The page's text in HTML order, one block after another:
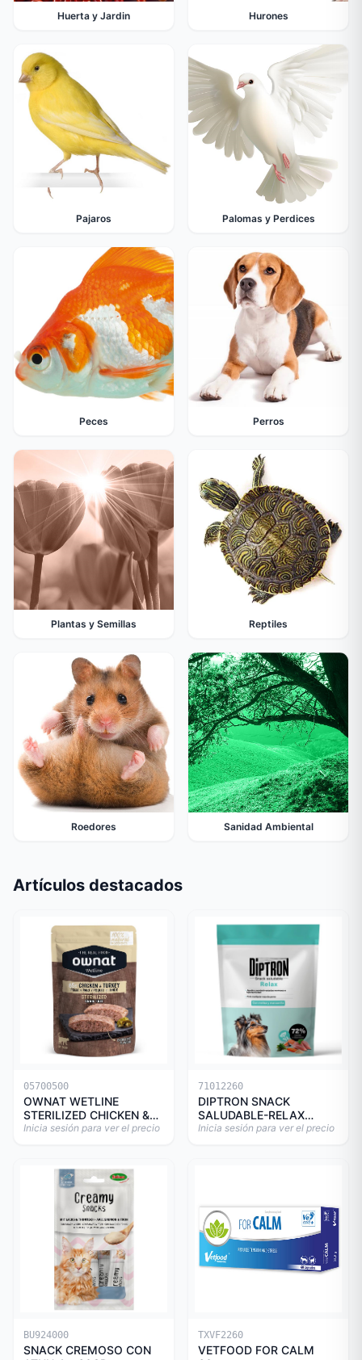
Huerta y Jardin Hurones
Pajaros Palomas y Perdices
Peces Perros
Plantas y Semillas Reptiles
Roedores Sanidad Ambiental
Artículos destacados
05700500
OWNAT WETLINE
STERILIZED CHICKEN &
TURKEY CAT 85gr
Inicia sesión para ver el precio
71012260
DIPTRON SNACK
SALUDABLE-RELAX
150GR
Inicia sesión para ver el precio
BU924000
SNACK CREMOSO CON
TXVF2260
VETFOOD FOR CALM